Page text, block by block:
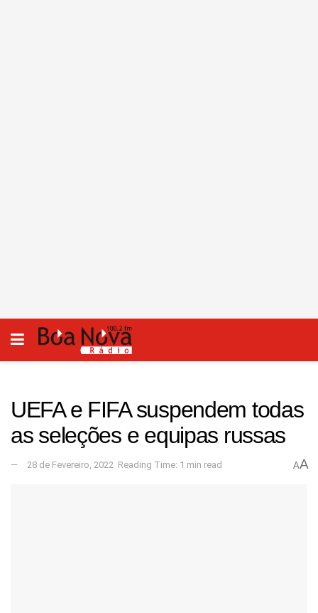
UEFA e FIFA suspendem todas
as seleções e equipas russas
28 de Fevereiro, 2022 Reading Time: 1 min read AA